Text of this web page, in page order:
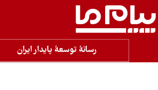
رسانۀ توسعۀ پایدار ایران